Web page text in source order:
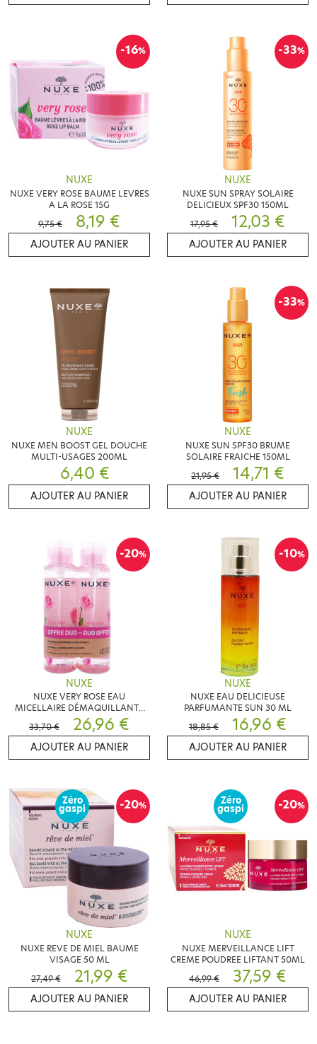
-16%
NUXE
NUXE VERY ROSE BAUME LEVRES
A LA ROSE 15G
9,75 €
8,19 €
AJOUTER AU PANIER
-33%
NUXE
NUXE SUN SPRAY SOLAIRE
DELICIEUX SPF30 150ML
17,95 €
12,03 €
AJOUTER AU PANIER
NUXE
NUXE MEN BOOST GEL DOUCHE
MULTI-USAGES 200ML
6,40 €
AJOUTER AU PANIER
-33%
NUXE
NUXE SUN SPF30 BRUME
SOLAIRE FRAICHE 150ML
21,95 €
14,71 €
AJOUTER AU PANIER
-20%
NUXE
NUXE VERY ROSE EAU
MICELLAIRE DÉMAQUILLANTE
LOT DE 2X400ML
33,70 € 26,96 €
AJOUTER AU PANIER
-10%
NUXE
NUXE EAU DELICIEUSE
PARFUMANTE SUN 30 ML
18,85 €
16,96 €
AJOUTER AU PANIER
-20%
Zéro
gaspi
NUXE
NUXE REVE DE MIEL BAUME
VISAGE 50 ML
27,49 €
21,99 €
AJOUTER AU PANIER
-20%
Zéro
gaspi
NUXE
NUXE MERVEILLANCE LIFT
CREME POUDREE LIFTANT 50ML
46,99 €
37,59 €
AJOUTER AU PANIER